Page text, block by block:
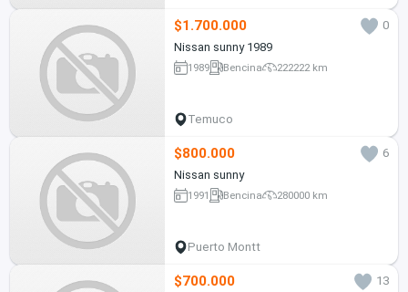
$1.700.000
0
Nissan sunny 1989
1989 Bencina 222222 km
Temuco
$800.000
6
Nissan sunny
1991 Bencina 280000 km
Puerto Montt
$700.000
13